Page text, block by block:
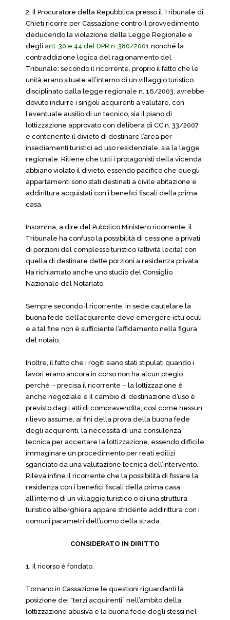
2. Il Procuratore della Repubblica presso il Tribunale di
Chieti ricorre per Cassazione contro il provvedimento
deducendo la violazione della Legge Regionale e
degli artt. 30 e 44 del DPR n. 380/2001 nonché la
contraddizione logica del ragionamento del
Tribunale: secondo il ricorrente, proprio il fatto che le
unità erano situate all’interno di un villaggio turistico
disciplinato dalla legge regionale n. 16/2003, avrebbe
dovuto indurre i singoli acquirenti a valutare, con
l’eventuale ausilio di un tecnico, sia il piano di
lottizzazione approvato con delibera di CC n. 33/2007
e contenente il divieto di destinare l’area per
insediamenti turistici ad uso residenziale, sia la legge
regionale. Ritiene che tutti i protagonisti della vicenda
abbiano violato il divieto, essendo pacifico che quegli
appartamenti sono stati destinati a civile abitazione e
addirittura acquistati con i benefici fiscali della prima
casa.
Insomma, a dire del Pubblico Ministero ricorrente, il
Tribunale ha confuso la possibilità di cessione a privati
di porzioni del complesso turistico (attività lecita) con
quella di destinare dette porzioni a residenza privata.
Ha richiamato anche uno studio del Consiglio
Nazionale del Notariato.
Sempre secondo il ricorrente, in sede cautelare la
buona fede dell’acquirente deve emergere ictu oculi
e a tal fine non è sufficiente l’affidamento nella figura
del notaio.
Inoltre, il fatto che i rogiti siano stati stipulati quando i
lavori erano ancora in corso non ha alcun pregio
perché – precisa il ricorrente – la lottizzazione è
anche negoziale e il cambio di destinazione d’uso è
previsto dagli atti di compravendita, così come nessun
rilievo assume, ai fini della prova della buona fede
degli acquirenti, la necessità di una consulenza
tecnica per accertare la lottizzazione, essendo difficile
immaginare un procedimento per reati edilizi
sganciato da una valutazione tecnica dell’intervento.
Rileva infine il ricorrente che la possibilità di fissare la
residenza con i benefici fiscali della prima casa
all’interno di un villaggio turistico o di una struttura
turistico alberghiera appare stridente addirittura con i
comuni parametri dell’uomo della strada.
CONSIDERATO IN DIRITTO
1. Il ricorso è fondato.
Tornano in Cassazione le questioni riguardanti la
posizione dei “terzi acquirenti” nell’ambito della
lottizzazione abusiva e la buona fede degli stessi nel